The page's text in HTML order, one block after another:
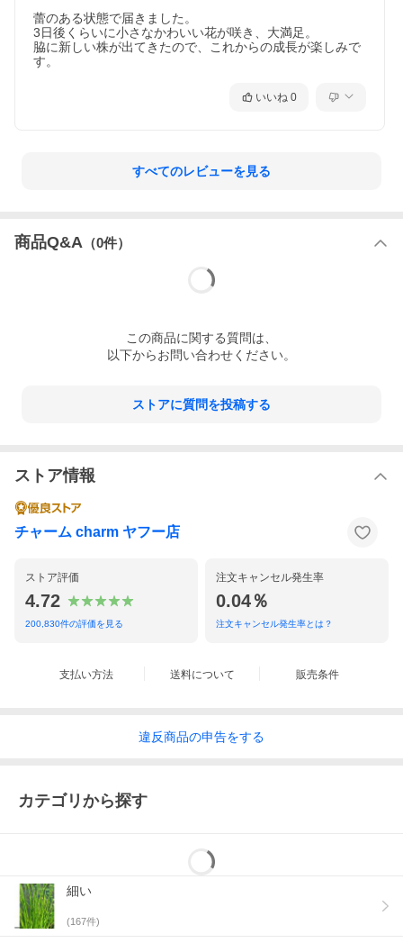
蕾のある状態で届きました。
3日後くらいに小さなかわいい花が咲き、大満足。
脇に新しい株が出てきたので、これからの成長が楽しみで
す。
いいね 0
すべてのレビューを見る
商品Q&A （0件）
この商品に関する質問は、
以下からお問い合わせください。
ストアに質問を投稿する
ストア情報
チャーム charm ヤフー店
ストア評価
4.72
200,830件の評価を見る
注文キャンセル発生率
0.04％
注文キャンセル発生率とは？
支払い方法 送料について 販売条件
違反商品の申告をする
カテゴリから探す
細い
(167件)